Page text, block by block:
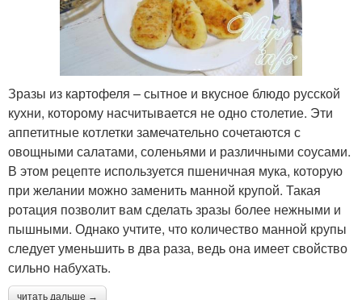
Зразы из картофеля – сытное и вкусное блюдо русской
кухни, которому насчитывается не одно столетие. Эти
аппетитные котлетки замечательно сочетаются с
овощными салатами, соленьями и различными соусами.
В этом рецепте используется пшеничная мука, которую
при желании можно заменить манной крупой. Такая
ротация позволит вам сделать зразы более нежными и
пышными. Однако учтите, что количество манной крупы
следует уменьшить в два раза, ведь она имеет свойство
сильно набухать.
читать дальше →